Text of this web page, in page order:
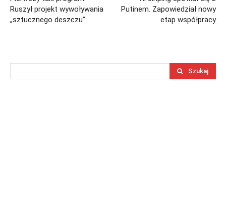
Ruszył projekt wywoływania
„sztucznego deszczu”
Putinem. Zapowiedział nowy
etap współpracy
Szukaj